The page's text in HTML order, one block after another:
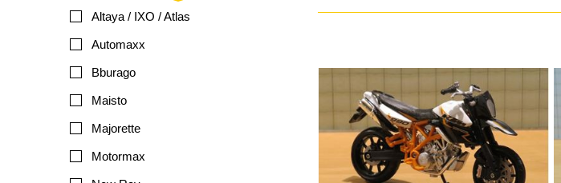
Altaya / IXO / Atlas
Automaxx
Bburago
Maisto
Majorette
Motormax